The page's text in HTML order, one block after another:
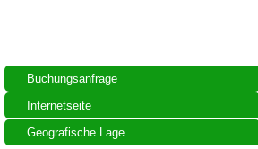
Buchungsanfrage
Internetseite
Geografische Lage